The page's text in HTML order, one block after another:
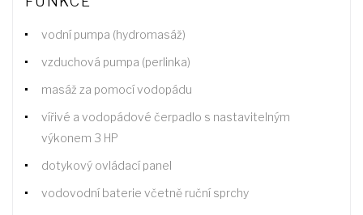
vodní pumpa (hydromasáž)
vzduchová pumpa (perlinka)
masáž za pomocí vodopádu
vířivé a vodopádové čerpadlo s nastavitelným
výkonem 3 HP
dotykový ovládací panel
vodovodní baterie včetně ruční sprchy